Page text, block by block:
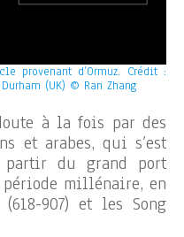
provenant d’Ormuz. Crédit :
(UK) © Ran Zhang
à la fois par des
et arabes, qui s’est
partir du grand port
millénaire, en
907) et les Song